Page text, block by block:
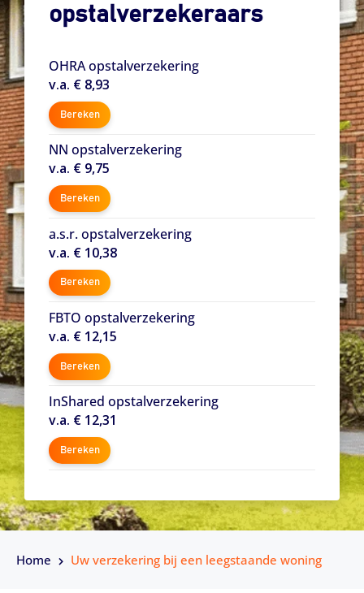
opstalverzekeraars
OHRA opstalverzekering
v.a. € 8,93
Bereken
NN opstalverzekering
v.a. € 9,75
Bereken
a.s.r. opstalverzekering
v.a. € 10,38
Bereken
FBTO opstalverzekering
v.a. € 12,15
Bereken
InShared opstalverzekering
v.a. € 12,31
Bereken
Home Uw verzekering bij een leegstaande woning